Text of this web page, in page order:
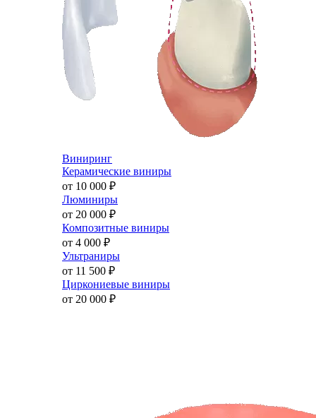
Виниринг
Керамические виниры
от 10 000 ₽
Люминиры
от 20 000 ₽
Композитные виниры
от 4 000 ₽
Ультраниры
от 11 500 ₽
Циркониевые виниры
от 20 000 ₽